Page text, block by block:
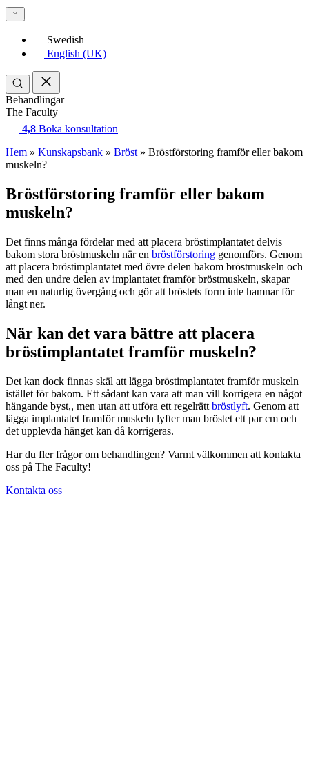
Swedish
English (UK)
Behandlingar
The Faculty
4,8 Boka konsultation
Hem » Kunskapsbank » Bröst » Bröstförstoring framför eller bakom
muskeln?
Bröstförstoring framför eller bakom
muskeln?
Det finns många fördelar med att placera bröstimplantatet delvis
bakom stora bröstmuskeln när en bröstförstoring genomförs. Genom
att placera bröstimplantatet med övre delen bakom bröstmuskeln och
med den undre delen av implantatet framför bröstmuskeln, skapar
man en naturlig övergång och gör att bröstets form inte hamnar för
långt ner.
När kan det vara bättre att placera
bröstimplantatet framför muskeln?
Det kan dock finnas skäl att lägga bröstimplantatet framför muskeln
istället för bakom. Ett sådant kan vara att man vill korrigera en något
hängande byst,, men utan att utföra ett regelrätt bröstlyft. Genom att
lägga implantatet framför muskeln lyfter man bröstet ett par cm och
det upplevda hänget kan då korrigeras.
Har du fler frågor om behandlingen? Varmt välkommen att kontakta
oss på The Faculty!
Kontakta oss